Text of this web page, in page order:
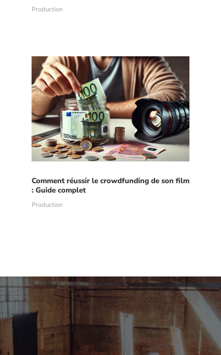
Production
Comment réussir le crowdfunding de son film
: Guide complet
Production